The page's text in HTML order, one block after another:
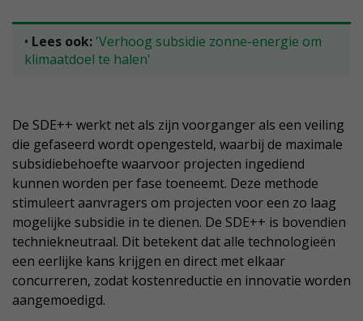
• Lees ook: 'Verhoog subsidie zonne-energie om
klimaatdoel te halen'
De SDE++ werkt net als zijn voorganger als een veiling
die gefaseerd wordt opengesteld, waarbij de maximale
subsidiebehoefte waarvoor projecten ingediend
kunnen worden per fase toeneemt. Deze methode
stimuleert aanvragers om projecten voor een zo laag
mogelijke subsidie in te dienen. De SDE++ is bovendien
techniekneutraal. Dit betekent dat alle technologieën
een eerlijke kans krijgen en direct met elkaar
concurreren, zodat kostenreductie en innovatie worden
aangemoedigd.